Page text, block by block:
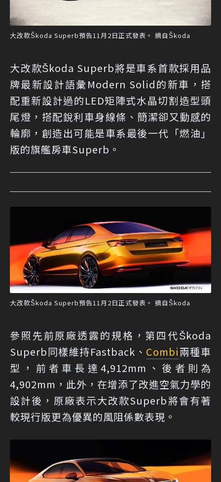
大改款Škoda Superb預告11月2日正式發表。 摘自Škoda
大改款Škoda Superb將是車系首款採用品
牌最新設計語彙Modern Solid的新車，搭
配重新設計過的LED矩陣式水晶切割造型頭
尾燈，搭配銳利車身線條、簡潔卻又動感的
輪廓，創造出可能是車系最後一代「燃油」
版的旗艦房車Superb。
大改款Škoda Superb預告11月2日正式發表。 摘自Škoda
參照先前原廠透露的規格，第四代Škoda
Superb同樣維持Fastback、 Combi兩種車
型，前者車長達4,912mm、後者則為
4,902mm，此外，在增添了改進空氣力學的
設計後，原廠表示大改款Superb將會有著
較現行版更為優異的風阻係數表現。